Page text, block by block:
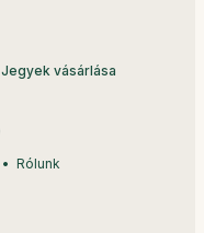
Jegyek vásárlása
Rólunk